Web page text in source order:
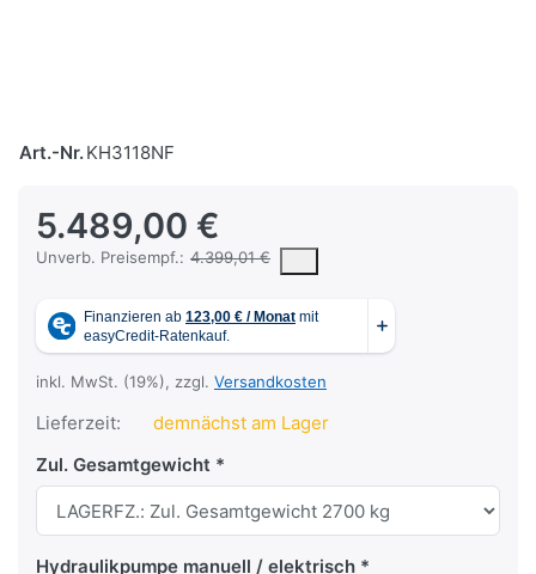
Art.-Nr.KH3118NF
5.489,00 €
Unverb. Preisempf.: 4.399,01 €
Die UVP ist der vorgeschlagene oder empfohlene Verkaufspreis
inkl. MwSt. (19%), zzgl. Versandkosten
Lieferzeit:
demnächst am Lager
Zul. Gesamtgewicht
Hydraulikpumpe manuell / elektrisch